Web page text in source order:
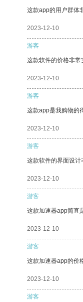
这款app的用户群体
2023-12-10
游客
这款软件的价格非常
2023-12-10
游客
这款app是我购物的
2023-12-10
游客
这款软件的界面设计
2023-12-10
游客
这款加速器app简直
2023-12-10
游客
这款加速器app的价
2023-12-10
游客